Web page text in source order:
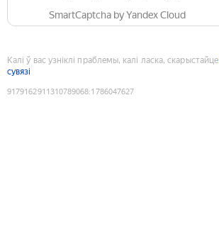
SmartCaptcha by Yandex Cloud
Калі ў вас узніклі праблемы, калі ласка, скарыстайце
сувязі
9179162911310789068:1786047627